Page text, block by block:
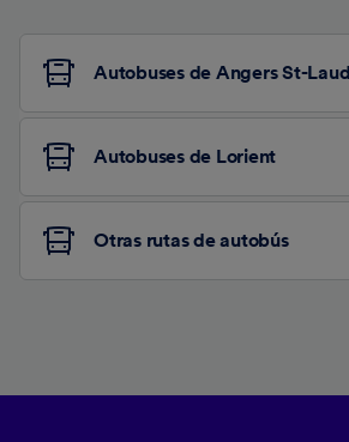
Autobuses de Angers St-Laud
Autobuses de Lorient
Otras rutas de autobús